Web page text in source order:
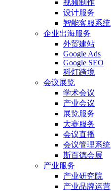
视频制作
设计服务
智能客服系统
企业出海服务
外贸建站
Google Ads
Google SEO
科灯跨境
会议展览
学术会议
产业会议
展览服务
大赛服务
会议直播
会议管理系统
斯百德会展
产业服务
产业研究院
产业品牌运营